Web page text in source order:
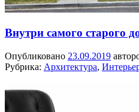
Внутри самого старого
Опубликовано 23.09.2019
Рубрика: Архитектура,